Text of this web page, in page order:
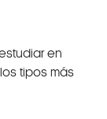
en
tipos más